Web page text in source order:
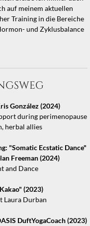
auf meinem aktuellen
Training in die Bereiche
und Zyklusbalance
González (2024)
during perimenopause
herbal allies
"Somatic Ecstatic Dance"
Freeman (2024)
and Dance
(2023)
Laura Durban
DuftYogaCoach (2023)